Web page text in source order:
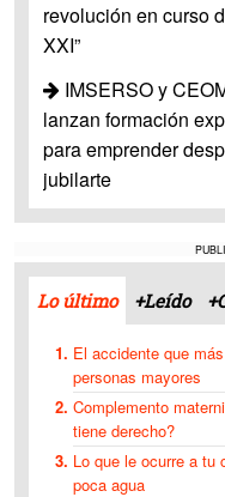
revolución en curso
XXI”
IMSERSO y
lanzan formación
para emprender
jubilarte
Lo último +Leído
El accidente que
personas mayores
Complemento
tiene derecho?
Lo que le ocurre a tu
poca agua